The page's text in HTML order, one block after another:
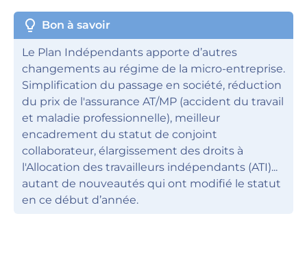
lightbulb Bon à savoir
Le Plan Indépendants apporte d’autres
changements au régime de la micro-entreprise.
Simplification du passage en société, réduction
du prix de l'assurance AT/MP (accident du travail
et maladie professionnelle), meilleur
encadrement du statut de conjoint
collaborateur, élargissement des droits à
l'Allocation des travailleurs indépendants (ATI)...
autant de nouveautés qui ont modifié le statut
en ce début d’année.